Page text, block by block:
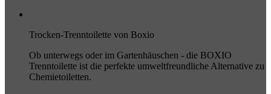
Trocken-Trenntoilette von Boxio
Ob unterwegs oder im Gartenhäuschen - die BOXIO
Trenntoilette ist die perfekte umweltfreundliche Alternative zu
Chemietoiletten.